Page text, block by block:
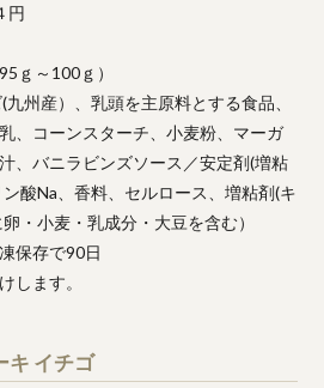
円
ｇ～100ｇ）
州産）、乳頭を主原料とする食品、
、コーンスターチ、小麦粉、マーガ
、バニラビンズソース／安定剤(増粘
酸Na、香料、セルロース、増粘剤(キ
・小麦・乳成分・大豆を含む）
保存で90日
します。
キ イチゴ